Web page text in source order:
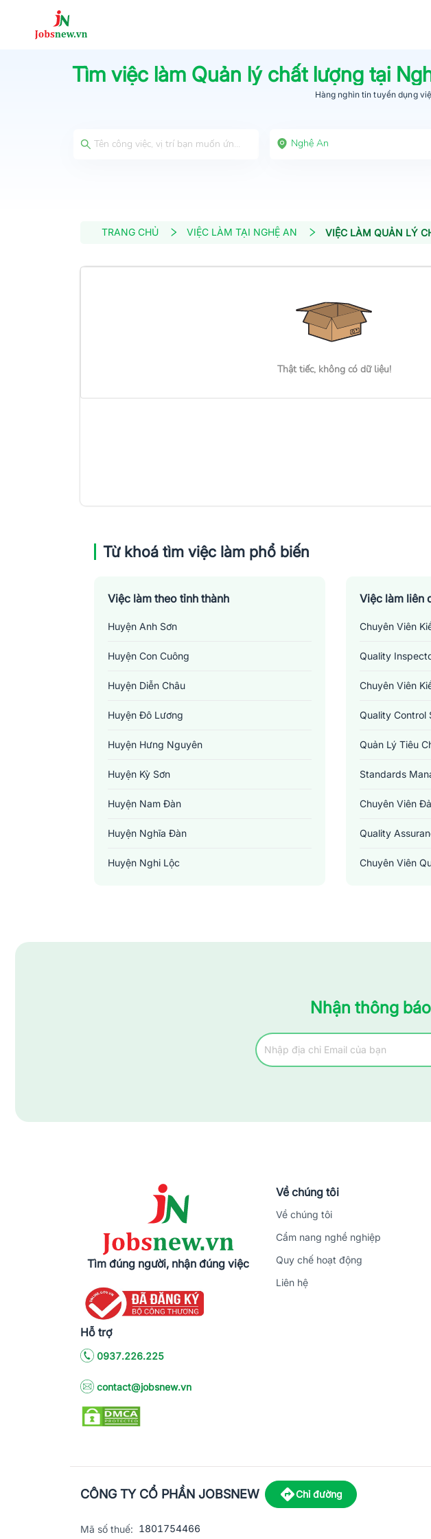
Tìm việc làm Quản lý chất lượngtại
Hàng nghìn tin tuyển dụng
Nghệ An
TRANG CHỦ VIỆC LÀM TẠI NGHỆ AN VIỆC LÀM QUẢN LÝ
Thật tiếc, không có dữ liệu!
Từ khoá tìm việc làm phổ biến
Việc làm theo tỉnh thành
Huyện Anh Sơn
Huyện Con Cuông
Huyện Diễn Châu
Huyện Đô Lương
Huyện Hưng Nguyên
Huyện Kỳ Sơn
Huyện Nam Đàn
Huyện Nghĩa Đàn
Huyện Nghi Lộc
Thị Xã Hoàng Mai
Thị Xã Thái Hoà
Việc làm liên
Chuyên Viên
Quality
Chuyên Viên
Quality Control
Quản Lý Tiêu
Standards
Chuyên Viên
Quality
Chuyên Viên
Nhận thông
Tìm đúng người, nhận đúng việc
Hỗ trợ
0937.226.225
contact@jobsnew.vn
Về chúng tôi
Về chúng tôi
Cẩm nang nghề nghiệp
Quy chế hoạt động
Liên hệ
CÔNG TY CỔ PHẦN JOBSNEW Chỉ đường
Mã số thuế: 1801754466